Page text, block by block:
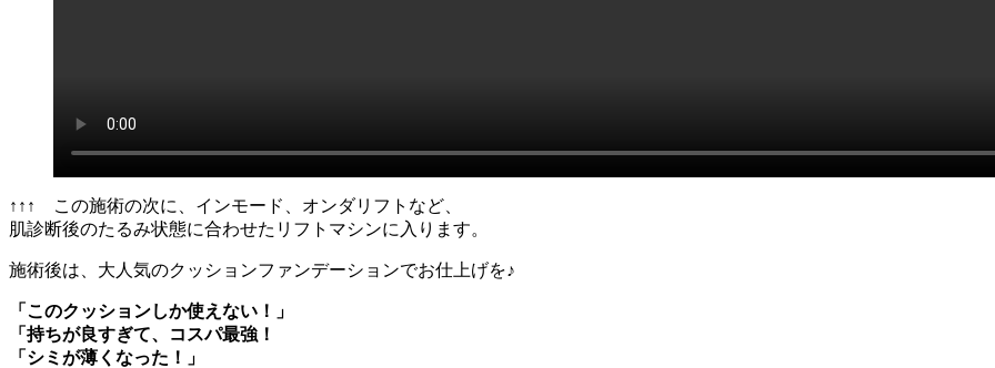
↑↑↑ この施術の次に、インモード、オンダリフトなど、
肌診断後のたるみ状態に合わせたリフトマシンに入ります。
施術後は、大人気のクッションファンデーションでお仕上げを♪
「このクッションしか使えない！」
「持ちが良すぎて、コスパ最強！
「シミが薄くなった！」